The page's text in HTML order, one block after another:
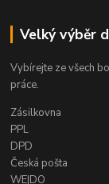
Velký výběr
Vybírejte ze všech
práce.
Zásilkovna
PPL
DPD
Česká pošta
WE|DO